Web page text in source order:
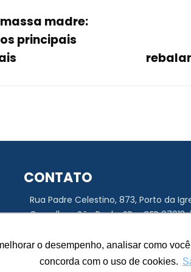
o desempenho, analisar como
concorda com o uso de cookies.
o desempenho, analisar como
concorda com o uso de cookies.
madre:
principais
CONTATO
Rua Padre Celestino, 873, Porto da
Guarulhos, São Paulo, SP – CEP 07013-
+55 11 3934-4393